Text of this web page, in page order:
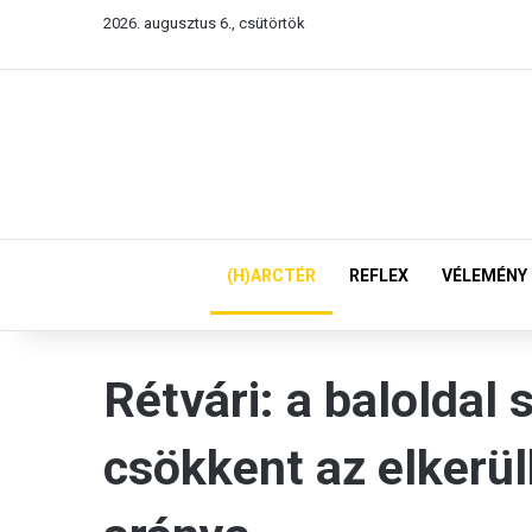
2026. augusztus 6., csütörtök
(H)ARCTÉR REFLEX VÉLEMÉNY
Rétvári: a baloldal
csökkent az